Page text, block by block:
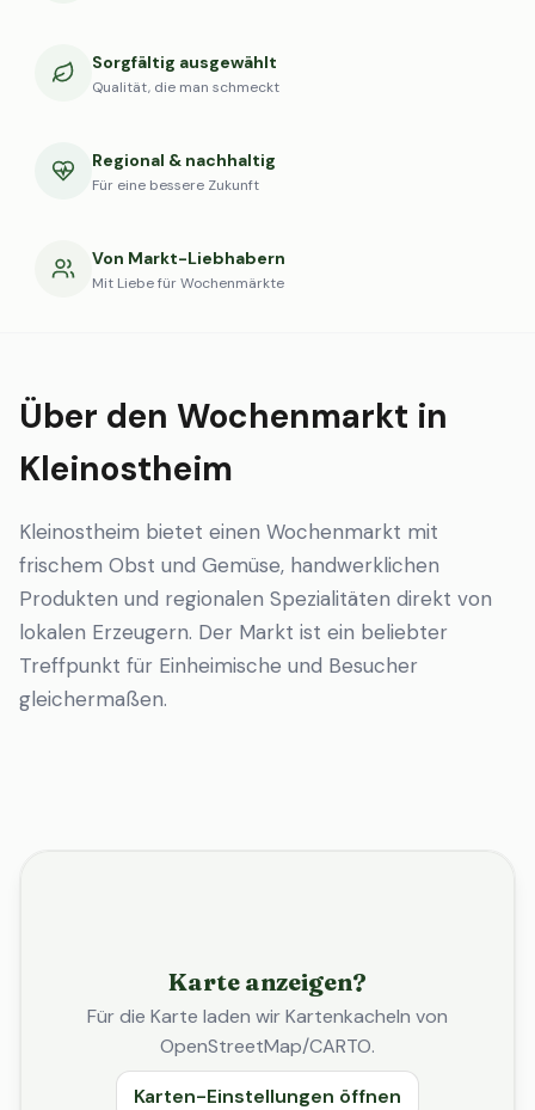
Sorgfältig ausgewählt
Qualität, die man schmeckt
Regional & nachhaltig
Für eine bessere Zukunft
Von Markt-Liebhabern
Mit Liebe für Wochenmärkte
Über den Wochenmarkt in
Kleinostheim
Kleinostheim bietet einen Wochenmarkt mit
frischem Obst und Gemüse, handwerklichen
Produkten und regionalen Spezialitäten direkt von
lokalen Erzeugern. Der Markt ist ein beliebter
Treffpunkt für Einheimische und Besucher
gleichermaßen.
Karte anzeigen?
Für die Karte laden wir Kartenkacheln von
OpenStreetMap/CARTO.
Karten-Einstellungen öffnen